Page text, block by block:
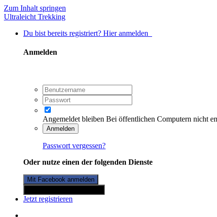
Zum Inhalt springen
Ultraleicht Trekking
Du bist bereits registriert? Hier anmelden
Anmelden
Angemeldet bleiben Bei öffentlichen Computern nicht
Anmelden
Passwort vergessen?
Oder nutze einen der folgenden Dienste
Mit Facebook anmelden
Jetzt registrieren